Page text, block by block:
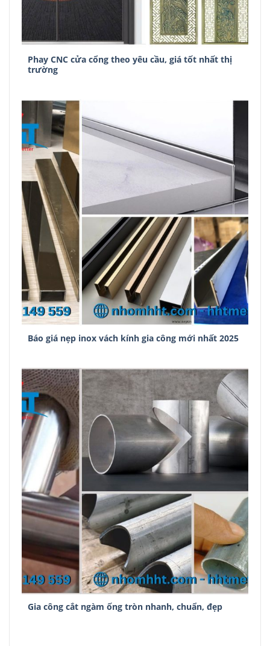
Phay CNC cửa cổng theo yêu cầu, giá tốt nhất thị
trường
Báo giá nẹp inox vách kính gia công mới nhất 2025
Gia công cắt ngàm ống tròn nhanh, chuẩn, đẹp